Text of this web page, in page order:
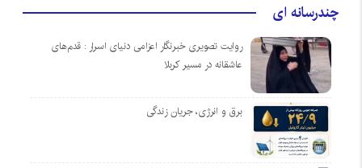
چندرسانه ای
روایت تصویری خبرنگار اعزامی دنیای اسرار : قدم‌های
عاشقانه در مسیر کربلا
برق و انرژی، جریان زندگی